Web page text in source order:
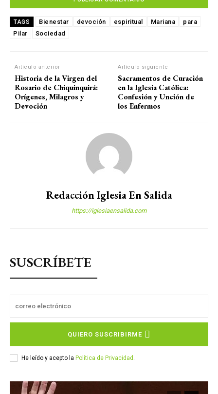
TAGS Bienestar devoción espiritual Mariana
para
Pilar
Sociedad
Artículo anterior
Historia de la Virgen del
Rosario de Chiquinquirá:
Orígenes, Milagros y
Devoción
Artículo siguiente
Sacramentos de Curación
en la Iglesia Católica:
Confesión y Unción de
los Enfermos
Redacción Iglesia En Salida
https://iglesiaensalida.com
SUSCRÍBETE
QUIERO SUSCRIBIRME
He leído y acepto la Política de Privacidad